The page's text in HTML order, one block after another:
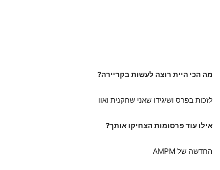
מה הכי היית רוצה לעשות בקריירה?
לזכות בפרס ושיגידו שאני שחקנית ואוו
אילו עוד פרסומות הצחיקו אותך?
החדשה של AMPM